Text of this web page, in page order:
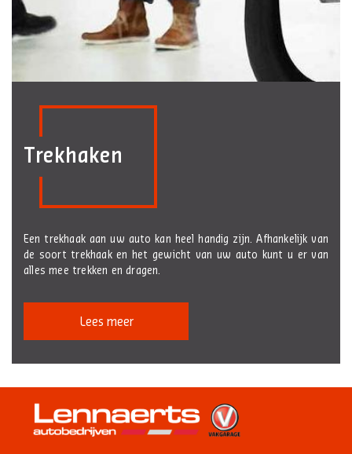
Trekhaken
Een trekhaak aan uw auto kan heel handig zijn. Afhankelijk van
de soort trekhaak en het gewicht van uw auto kunt u er van
alles mee trekken en dragen.
Lees meer